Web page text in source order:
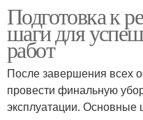
Подготовка к
шаги для
работ
После завершения всех
провести финальную
эксплуатации. Основные